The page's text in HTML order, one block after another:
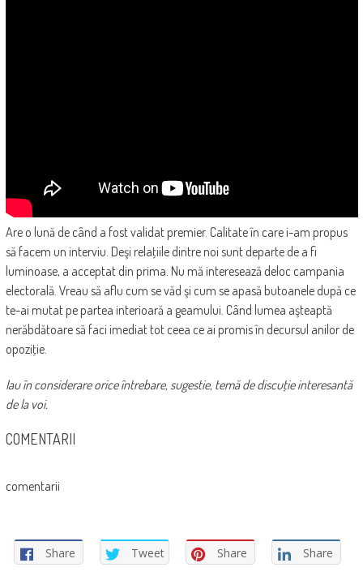
Are o lună de când a fost validat premier. Calitate în care i-am propus
să facem un interviu. Deşi relaţiile dintre noi sunt departe de a fi
luminoase, a acceptat din prima. Nu mă interesează deloc campania
electorală. Vreau să aflu cum se văd şi cum se apasă butoanele după ce
te-ai mutat pe partea interioară a geamului. Când lumea aşteaptă
nerăbdătoare să faci imediat tot ceea ce ai promis în decursul anilor de
opoziţie.
Iau în considerare orice întrebare, sugestie, temă de discuţie interesantă
de la voi.
COMENTARII
comentarii
Share Tweet Share Share